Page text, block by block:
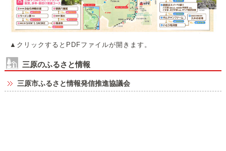
▲クリックするとPDFファイルが開きます。
三原のふるさと情報
三原市ふるさと情報発信推進協議会